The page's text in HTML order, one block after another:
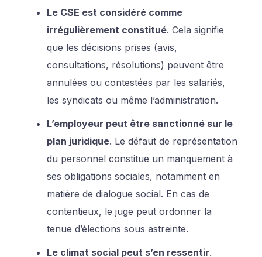
Le CSE est considéré comme
irrégulièrement constitué. Cela signifie
que les décisions prises (avis,
consultations, résolutions) peuvent être
annulées ou contestées par les salariés,
les syndicats ou même l’administration.
L’employeur peut être sanctionné sur le
plan juridique. Le défaut de représentation
du personnel constitue un manquement à
ses obligations sociales, notamment en
matière de dialogue social. En cas de
contentieux, le juge peut ordonner la
tenue d’élections sous astreinte.
Le climat social peut s’en ressentir.